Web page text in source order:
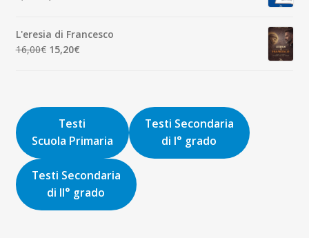
era:
9,00€.
è:
8,55€.
L'eresia di Francesco
16,00€ Il
16,00€.
15,20€Il
15,20€.
Testi
Scuola Primaria
Testi Secondaria
di I° grado
Testi Secondaria
di II° grado